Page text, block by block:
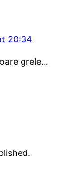
20:34
grele…